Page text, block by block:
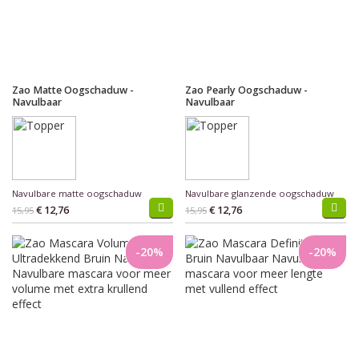
Zao Matte Oogschaduw -
Navulbaar
Navulbare matte oogschaduw
15,95 € 12,76
Zao Pearly Oogschaduw -
Navulbaar
Navulbare glanzende oogschaduw
15,95 € 12,76
-20% -20%